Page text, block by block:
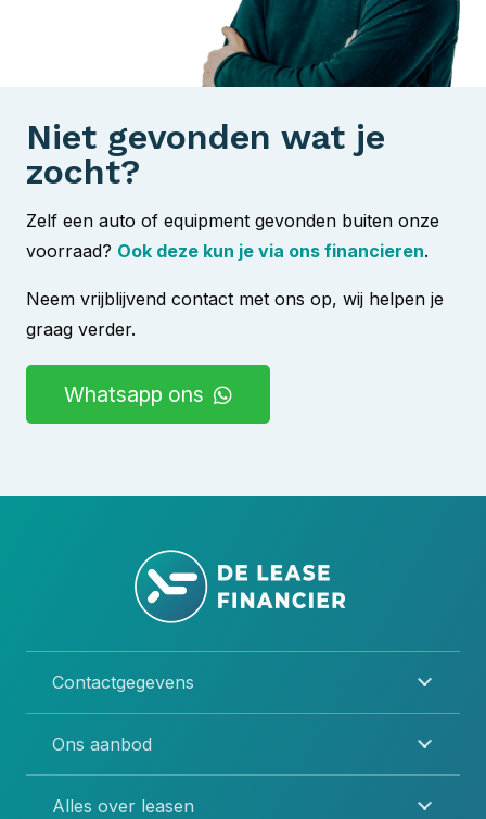
Niet gevonden wat je
zocht?
Zelf een auto of equipment gevonden buiten onze
voorraad? Ook deze kun je via ons financieren.
Neem vrijblijvend contact met ons op, wij helpen je
graag verder.
Whatsapp ons
Contactgegevens
Ons aanbod
Alles over leasen